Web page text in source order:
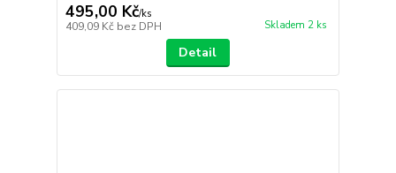
495,00 Kč/ks
409,09 Kč bez DPH Skladem 2 ks
Detail